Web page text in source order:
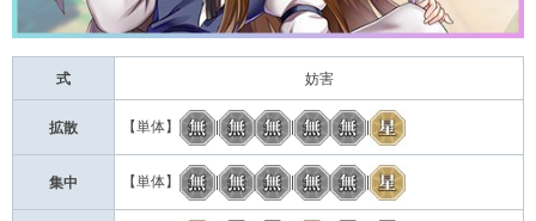
式 妨害
拡散 【単体】
集中 【単体】